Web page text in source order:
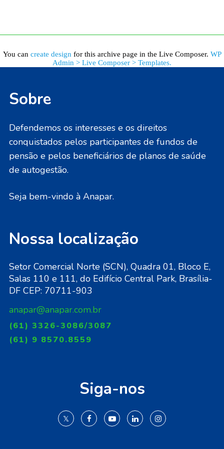
You can create design for this archive page in the Live Composer. WP
Admin > Live Composer > Templates.
Sobre
Defendemos os interesses e os direitos
conquistados pelos participantes de fundos de
pensão e pelos beneficiários de planos de saúde
de autogestão.
Seja bem-vindo à Anapar.
Nossa localização
Setor Comercial Norte (SCN), Quadra 01, Bloco E,
Salas 110 e 111, do Edifício Central Park, Brasília-
DF CEP: 70711-903
anapar@anapar.com.br
(61) 3326-3086/3087
(61) 9 8570.8559
Siga-nos